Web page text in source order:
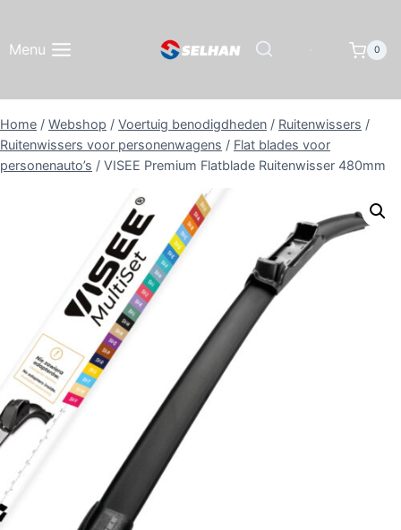
inhoud
Menu 0
Home / Webshop / Voertuig benodigdheden / Ruitenwissers /
Ruitenwissers voor personenwagens / Flat blades voor
personenauto’s / VISEE Premium Flatblade Ruitenwisser 480mm